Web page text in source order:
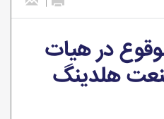
در هیات
هلدینگ